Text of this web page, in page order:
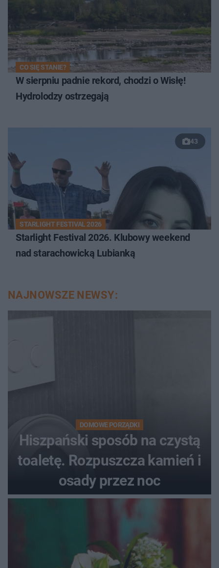
CO SIĘ STANIE?
W sierpniu padnie rekord, chodzi o Wisłę!
Hydrolodzy ostrzegają
43
STARLIGHT FESTIVAL 2026
Starlight Festival 2026. Klubowy weekend
nad starachowicką Lubianką
NAJNOWSZE NEWSY:
DOMOWE PORZĄDKI
Hiszpański sposób na czystą
toaletę. Rozpuszcza kamień i
osady przez noc